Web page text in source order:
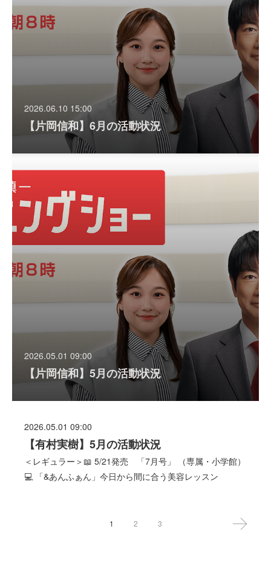
2026.06.10 15:00
【片岡信和】6月の活動状況
2026.05.01 09:00
【片岡信和】5月の活動状況
2026.05.01 09:00
【有村実樹】5月の活動状況
＜レギュラー＞📖 5/21発売 「7月号」 （専属・小学館）
💻 「&あんふぁん」今日から間に合う美容レッスン
1 2 3